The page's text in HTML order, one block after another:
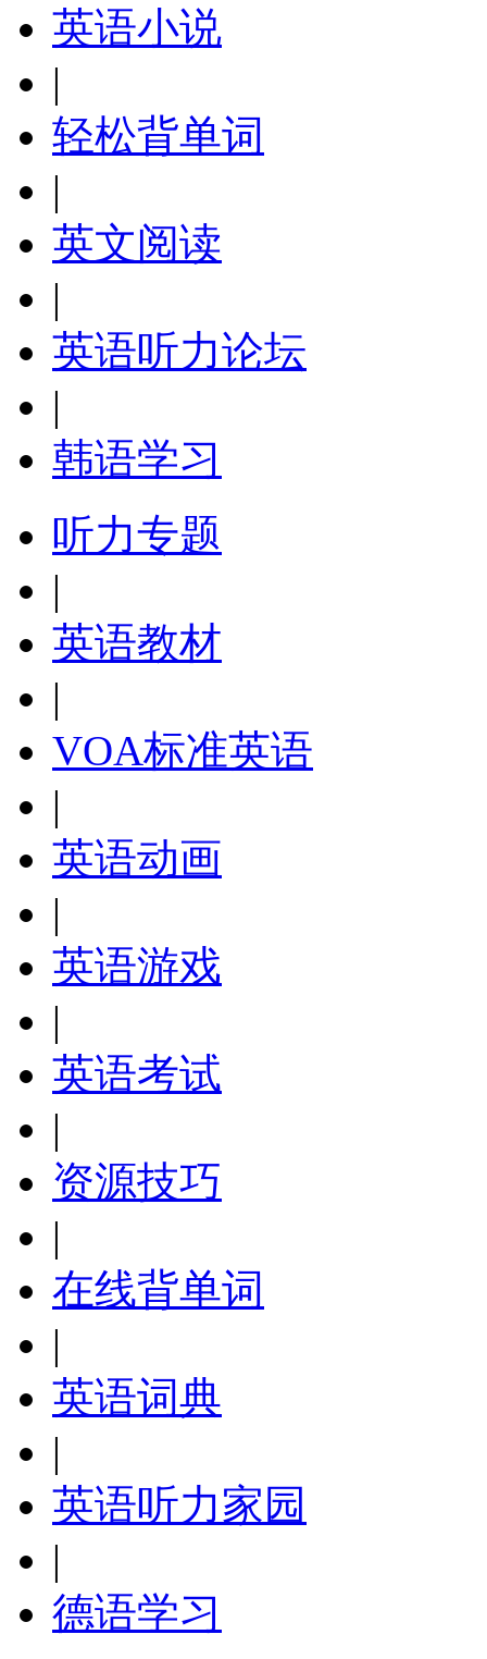
英语小说
|
轻松背单词
|
英文阅读
|
英语听力论坛
|
韩语学习
听力专题
|
英语教材
|
VOA标准英语
|
英语动画
|
英语游戏
|
英语考试
|
资源技巧
|
在线背单词
|
英语词典
|
英语听力家园
|
德语学习